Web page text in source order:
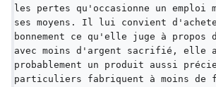
les pertes qu'occasionne un emploi
ses moyens. Il lui convient
bonnement ce qu'elle juge à propos
avec moins d'argent sacrifié, elle
probablement un produit aussi
particuliers fabriquent à moins de